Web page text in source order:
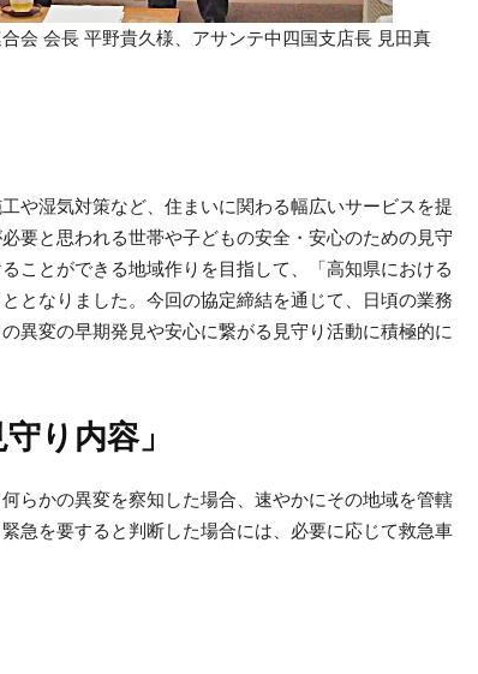
会 会長 平野貴久様、アサンテ中四国支店長 見田真
や湿気対策など、住まいに関わる幅広いサービスを提
要と思われる世帯や子どもの安全・安心のための見守
ことができる地域作りを目指して、「高知県における
となりました。今回の協定締結を通じて、日頃の業務
異変の早期発見や安心に繋がる見守り活動に積極的に
り内容」
らかの異変を察知した場合、速やかにその地域を管轄
急を要すると判断した場合には、必要に応じて救急車